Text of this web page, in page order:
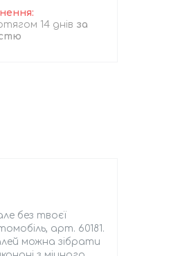
14 днів за
без твоєї
арт. 60181.
можна зібрати